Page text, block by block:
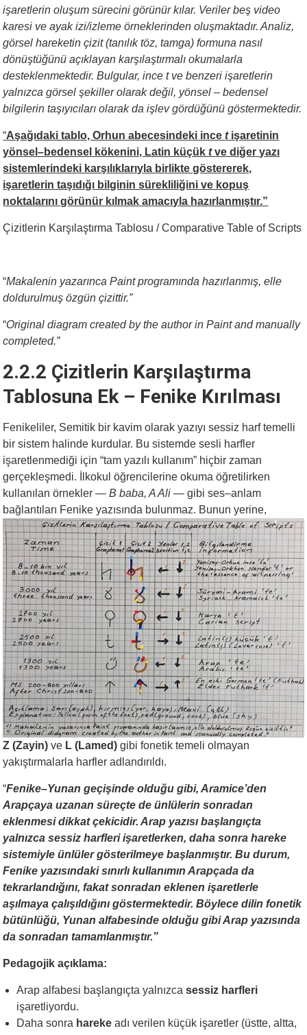
işaretlerin oluşum sürecini görünür kılar. Veriler beş video
karesi ve ayak izi/izleme örneklerinden oluşmaktadır. Analiz,
görsel hareketin çizit (tanılık töz, tamga) formuna nasıl
dönüştüğünü açıklayan karşılaştırmalı okumalarla
desteklenmektedir. Bulgular, incetve benzeri işaretlerin
yalnızca görsel şekiller olarak değil, yönsel – bedensel
bilgilerin taşıyıcıları olarak da işlev gördüğünü göstermektedir.
“Aşağıdaki tablo, Orhun abecesindeki incetişaretinin
yönsel–bedensel kökenini, Latin küçüktve diğer yazı
sistemlerindeki karşılıklarıyla birlikte göstererek,
işaretlerin taşıdığı bilginin sürekliliğini ve kopuş
noktalarını görünür kılmak amacıyla hazırlanmıştır.”
Çizitlerin Karşılaştırma Tablosu / Comparative Table of Scripts
“Makalenin yazarınca Paint programında hazırlanmış, elle
doldurulmuş özgün çizittir.”
“Original diagram created by the author in Paint and manually
completed.”
2.2.2 Çizitlerin Karşılaştırma
Tablosuna Ek – Fenike Kırılması
Fenikeliler, Semitik bir kavim olarak yazıyı sessiz harf temelli
bir sistem halinde kurdular. Bu sistemde sesli harfler
işaretlenmediği için “tam yazılı kullanım” hiçbir zaman
gerçekleşmedi. İlkokul öğrencilerine okuma öğretilirken
kullanılan örnekler —B baba, A Ali — gibi ses–anlam
bağlantıları Fenike yazısında bulunmaz. Bunun yerine,
Z (Zayin) ve L (Lamed) gibi fonetik temeli olmayan
yakıştırmalarla harfler adlandırıldı.
“Fenike–Yunan geçişinde olduğu gibi, Aramice’den
Arapçaya uzanan süreçte de ünlülerin sonradan
eklenmesi dikkat çekicidir. Arap yazısı başlangıçta
yalnızca sessiz harfleri işaretlerken, daha sonra hareke
sistemiyle ünlüler gösterilmeye başlanmıştır. Bu durum,
Fenike yazısındaki sınırlı kullanımın Arapçada da
tekrarlandığını, fakat sonradan eklenen işaretlerle
aşılmaya çalışıldığını göstermektedir. Böylece dilin fonetik
bütünlüğü, Yunan alfabesinde olduğu gibi Arap yazısında
da sonradan tamamlanmıştır.”
Pedagojik açıklama:
Arap alfabesi başlangıçta yalnızcasessiz harfleri
işaretliyordu.
Daha sonra hareke adı verilen küçük işaretler (üstte, altta,